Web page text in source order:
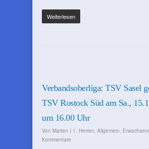
Weiterlesen
Verbandsoberliga: TSV Sasel
TSV Rostock Süd am Sa.,
um 16.00 Uhr
Von Marten | 1. Herren, Allgemein,
Kommentare